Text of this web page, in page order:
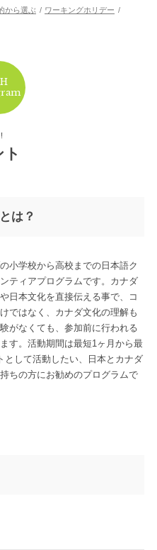
から選ぶ
ワーキングホリデー
は？
小学校から高校までの日本語ク
ティアプログラムです。カナダ
日本文化を直接伝える事で、コ
ではなく、カナダ文化の理解も
がなくても、参加前に行われる
す。活動期間は最短1ヶ月から最
して活動したい、日本とカナダ
ちの方にお勧めのプログラムで